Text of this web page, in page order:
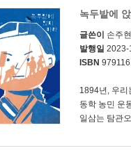
녹두밭에
글쓴이 손주
발행일
ISBN
1894년, 우리
동학 농민 운
일삼는 탐관